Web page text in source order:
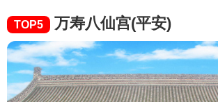
TOP5 万寿八仙宫(平安)